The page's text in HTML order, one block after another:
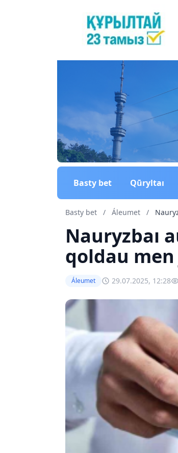
Basty bet Qūryltaı
Basty bet / Áleumet /
Nauryzbaı
qoldau
Áleumet 29.07.2025, 12:28